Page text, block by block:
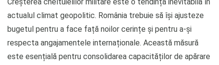
actualul climat geopolitic. România trebuie să își ajusteze
bugetul pentru a face față noilor cerințe și pentru a-și
respecta angajamentele internaționale. Această măsură
este esențială pentru consolidarea capacităților de apărare